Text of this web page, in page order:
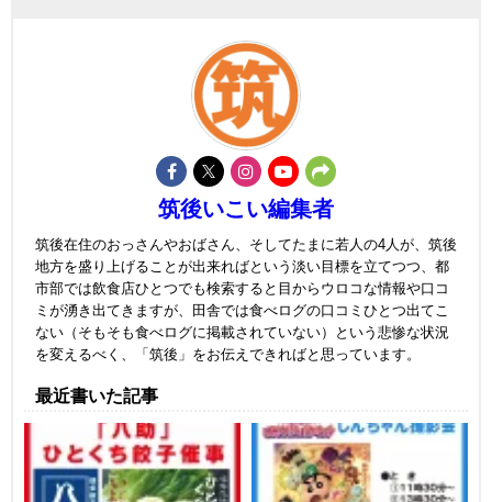
筑後いこい編集者
筑後在住のおっさんやおばさん、そしてたまに若人の4人が、筑後
地方を盛り上げることが出来ればという淡い目標を立てつつ、都
市部では飲食店ひとつでも検索すると目からウロコな情報や口コ
ミが湧き出てきますが、田舎では食べログの口コミひとつ出てこ
ない（そもそも食べログに掲載されていない）という悲惨な状況
を変えるべく、「筑後」をお伝えできればと思っています。
最近書いた記事